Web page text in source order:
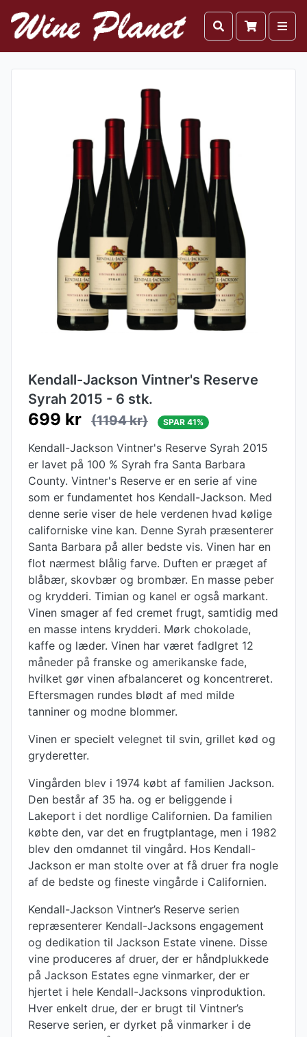
Kendall-Jackson Vintner's Reserve
Syrah 2015 - 6 stk.
699 kr (1194 kr) SPAR 41%
Kendall-Jackson Vintner's Reserve Syrah 2015
er lavet på 100 % Syrah fra Santa Barbara
County. Vintner's Reserve er en serie af vine
som er fundamentet hos Kendall-Jackson. Med
denne serie viser de hele verdenen hvad kølige
californiske vine kan. Denne Syrah præsenterer
Santa Barbara på aller bedste vis. Vinen har en
flot nærmest blålig farve. Duften er præget af
blåbær, skovbær og brombær. En masse peber
og krydderi. Timian og kanel er også markant.
Vinen smager af fed cremet frugt, samtidig med
en masse intens krydderi. Mørk chokolade,
kaffe og læder. Vinen har været fadlgret 12
måneder på franske og amerikanske fade,
hvilket gør vinen afbalanceret og koncentreret.
Eftersmagen rundes blødt af med milde
tanniner og modne blommer.
Vinen er specielt velegnet til svin, grillet kød og
gryderetter.
Vingården blev i 1974 købt af familien Jackson.
Den består af 35 ha. og er beliggende i
Lakeport i det nordlige Californien. Da familien
købte den, var det en frugtplantage, men i 1982
blev den omdannet til vingård. Hos Kendall-
Jackson er man stolte over at få druer fra nogle
af de bedste og fineste vingårde i Californien.
Kendall-Jackson Vintner’s Reserve serien
repræsenterer Kendall-Jacksons engagement
og dedikation til Jackson Estate vinene. Disse
vine produceres af druer, der er håndplukkede
på Jackson Estates egne vinmarker, der er
hjertet i hele Kendall-Jacksons vinproduktion.
Hver enkelt drue, der er brugt til Vintner’s
Reserve serien, er dyrket på vinmarker i de